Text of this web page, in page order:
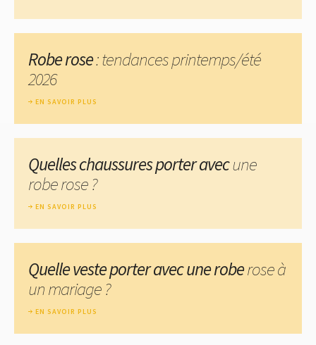
Robe rose: tendances printemps/été
2026
EN SAVOIR PLUS
Quelles chaussures porter avecune
robe rose ?
EN SAVOIR PLUS
Quelle veste porter avec une roberose à
un mariage ?
EN SAVOIR PLUS